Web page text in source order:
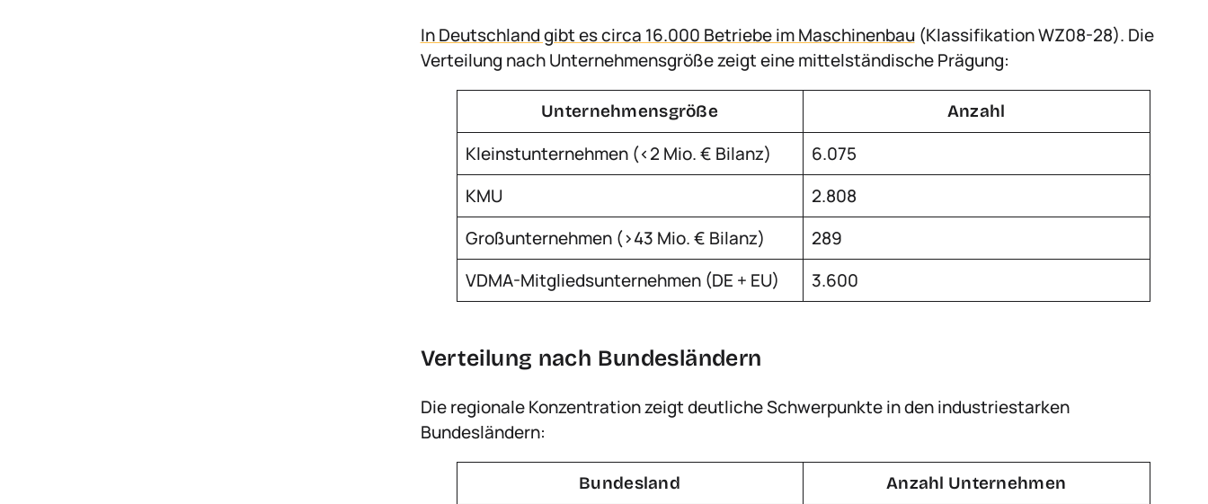
In Deutschland gibt es circa 16.000 Betriebe im Maschinenbau(Klassifikation WZ08-28). Die
Verteilung nach Unternehmensgröße zeigt eine mittelständische Prägung:
Unternehmensgröße Anzahl
Kleinstunternehmen (<2 Mio. € Bilanz)
6.075
KMU
2.808
Großunternehmen (>43 Mio. € Bilanz)
289
VDMA-Mitgliedsunternehmen (DE + EU)
3.600
Verteilung nach Bundesländern
Die regionale Konzentration zeigt deutliche Schwerpunkte in den industriestarken
Bundesländern:
Bundesland Anzahl Unternehmen